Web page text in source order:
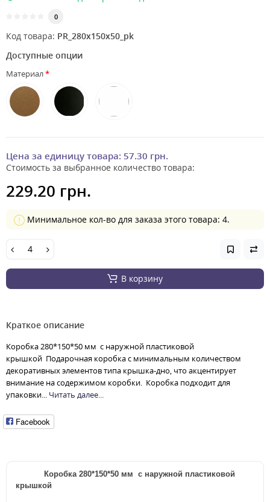
0
Код товара: PR_280x150x50_pk
Доступные опции
Материал
Цена за единицу товара: 57.30 грн.
Стоимость за выбранное количество товара:
229.20 грн.
Минимальное кол-во для заказа этого товара: 4.
В корзину
Краткое описание
Коробка 280*150*50 мм с наружной пластиковой
крышкой Подарочная коробка с минимальным количеством
декоративных элементов типа крышка-дно, что акцентирует
внимание на содержимом коробки. Коробка подходит для
упаковки... Читать далее...
Facebook
Коробка 280*150*50 мм с наружной пластиковой
крышкой